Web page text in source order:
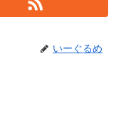
いーぐるめ